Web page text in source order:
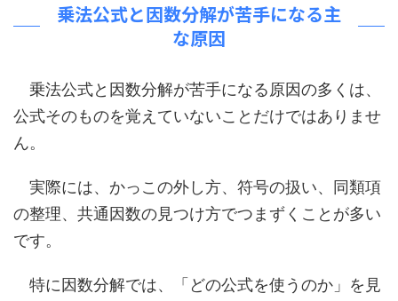
乗法公式と因数分解が苦手になる主
な原因
乗法公式と因数分解が苦手になる原因の多くは、
公式そのものを覚えていないことだけではありませ
ん。
実際には、かっこの外し方、符号の扱い、同類項
の整理、共通因数の見つけ方でつまずくことが多い
です。
特に因数分解では、「どの公式を使うのか」を見